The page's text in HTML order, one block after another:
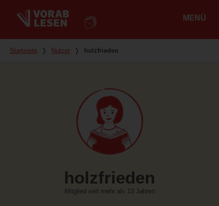
MENÜ
Du bist hier
Startseite ❭ Nutzer ❭ holzfrieden
holzfrieden
Mitglied seit mehr als 13 Jahren